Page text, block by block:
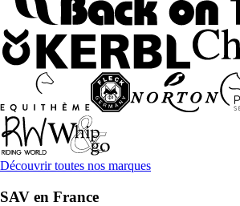
Découvrir toutes nos marques
SAV en France